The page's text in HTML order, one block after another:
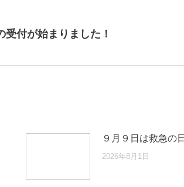
付が始まりました！
９月９日は救急の日
2026年8月1日